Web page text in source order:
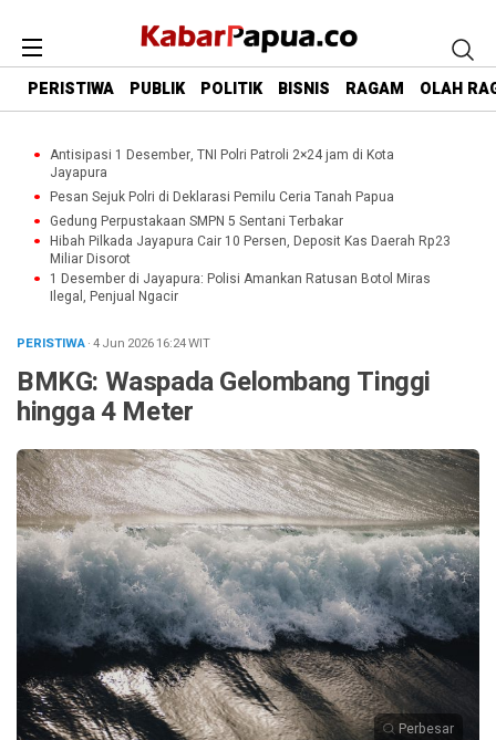
PERISTIWA PUBLIK POLITIK BISNIS RAGAM OLAH
Antisipasi 1 Desember, TNI Polri Patroli 2×24 jam di Kota
Jayapura
Pesan Sejuk Polri di Deklarasi Pemilu Ceria Tanah Papua
Gedung Perpustakaan SMPN 5 Sentani Terbakar
Hibah Pilkada Jayapura Cair 10 Persen, Deposit Kas Daerah Rp23
Miliar Disorot
1 Desember di Jayapura: Polisi Amankan Ratusan Botol Miras
Ilegal, Penjual Ngacir
PERISTIWA· 4 Jun 202616:24WIT
BMKG: Waspada Gelombang Tinggi
hingga 4 Meter
Perbesar